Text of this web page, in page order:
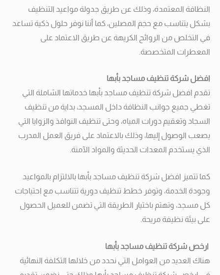
النظافة المعتمدة، وذلك عن طريق جدولة مواعيد التنظيف
بشكل يتناسب مع حجم المصلين، كما أننا نوفر حلول ذكية تساعد
في التخلص من الروائح الكريهة عن طريق الاعتماد على
المعطرات المتخصصة.
افضل شركة تنظيف مساجد بأبها
تقدم افضل شركة تنظيف مساجد بأبها خدماتها الشاملة التي
تغطي جميع جوانب النظافة داخل المسجد، بداية من تنظيف
السجاد وتعقيم دورات المياه، وحتى تنظيف النوافذ والزوايا التي
يصعب الوصول إليها، وذلك بالاعتماد على فريق العمل المدرب
الذي يستخدم المعدات الحديثة والمواد الآمنة.
كما تتميز افضل شركة تنظيف مساجد بأبها بالالتزام بالمواعيد
وجودة الخدمة، وتوفر خطط تنظيف دورية تتناسب مع احتياجات
كل مسجد، وتهتم باختيار الطريقة التي تضمن للعميل الحصول
على بيئة نظيفة مريحة.
ارخص شركة تنظيف مساجد بأبها
هناك العديد من العوامل التي نحدد من خلالها التكلفة النهائية